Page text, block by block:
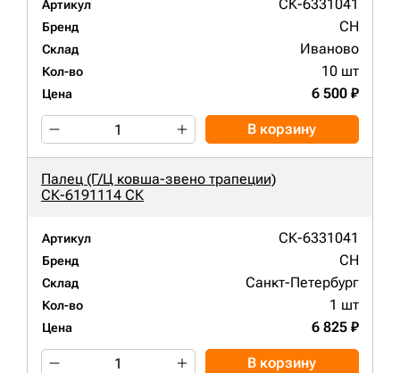
Артикул СК-6331041
Бренд CH
Склад Иваново
Кол-во 10 шт
Цена 6 500 ₽
В корзину
Палец (Г/Ц ковша-звено трапеции)
СК-6191114 СК
Артикул СК-6331041
Бренд CH
Склад Санкт-Петербург
Кол-во 1 шт
Цена 6 825 ₽
В корзину